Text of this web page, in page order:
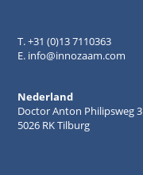
T. +31 (0)13 7110363
E. info@innozaam.com
Nederland
Doctor Anton Philipsweg 3
5026 RK Tilburg